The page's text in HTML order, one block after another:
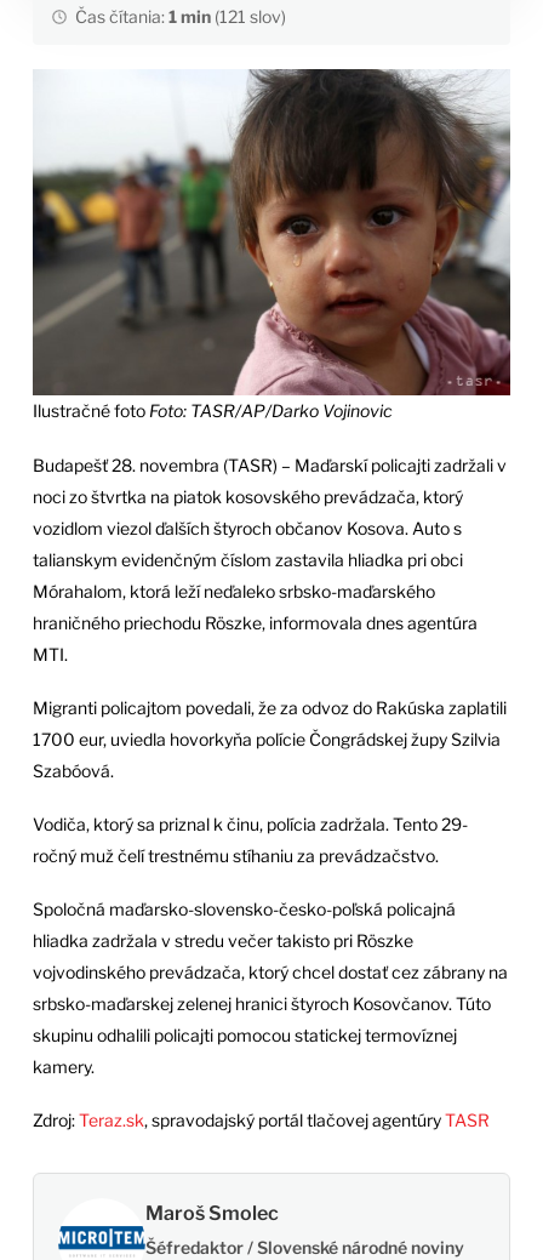
Čas čítania:1 min(121 slov)
Ilustračné fotoFoto: TASR/AP/Darko Vojinovic
Budapešť 28. novembra (TASR) – Maďarskí policajti zadržali v
noci zo štvrtka na piatok kosovského prevádzača, ktorý
vozidlom viezol ďalších štyroch občanov Kosova. Auto s
talianskym evidenčným číslom zastavila hliadka pri obci
Mórahalom, ktorá leží neďaleko srbsko-maďarského
hraničného priechodu Röszke, informovala dnes agentúra
MTI.
Migranti policajtom povedali, že za odvoz do Rakúska zaplatili
1700 eur, uviedla hovorkyňa polície Čongrádskej župy Szilvia
Szabóová.
Vodiča, ktorý sa priznal k činu, polícia zadržala. Tento 29-
ročný muž čelí trestnému stíhaniu za prevádzačstvo.
Spoločná maďarsko-slovensko-česko-poľská policajná
hliadka zadržala v stredu večer takisto pri Röszke
vojvodinského prevádzača, ktorý chcel dostať cez zábrany na
srbsko-maďarskej zelenej hranici štyroch Kosovčanov. Túto
skupinu odhalili policajti pomocou statickej termovíznej
kamery.
Zdroj:Teraz.sk, spravodajský portál tlačovej agentúryTASR
Maroš Smolec
Šéfredaktor / Slovenské národné noviny